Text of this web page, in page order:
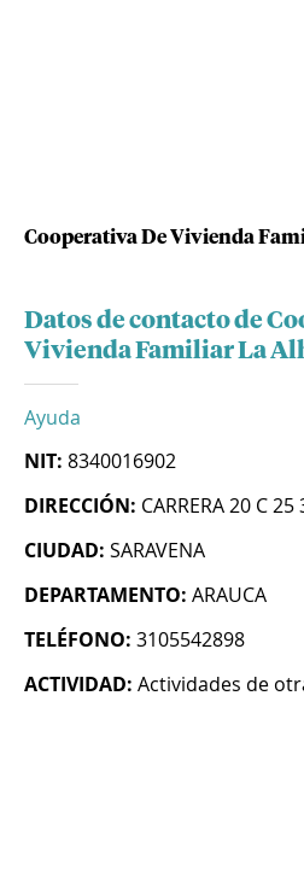
Cooperativa De Vivienda
Datos de contacto de
Vivienda Familiar La
Ayuda
NIT: 8340016902
DIRECCIÓN: CARRERA 20 C
CIUDAD: SARAVENA
DEPARTAMENTO: ARAUCA
TELÉFONO: 3105542898
ACTIVIDAD: Actividades de